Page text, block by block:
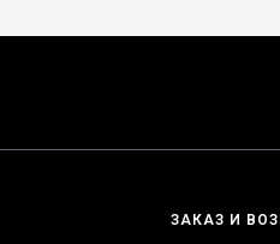
ЗАКАЗ И